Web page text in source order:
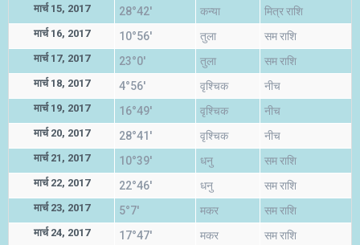
मार्च 15, 2017 28°42' कन्या मित्र राशि
मार्च 16, 2017 10°56' तुला सम राशि
मार्च 17, 2017 23°0' तुला सम राशि
मार्च 18, 2017 4°56' वृश्चिक नीच
मार्च 19, 2017 16°49' वृश्चिक नीच
मार्च 20, 2017 28°41' वृश्चिक नीच
मार्च 21, 2017 10°39' धनु सम राशि
मार्च 22, 2017 22°46' धनु सम राशि
मार्च 23, 2017 5°7' मकर सम राशि
मार्च 24, 2017 17°47' मकर सम राशि